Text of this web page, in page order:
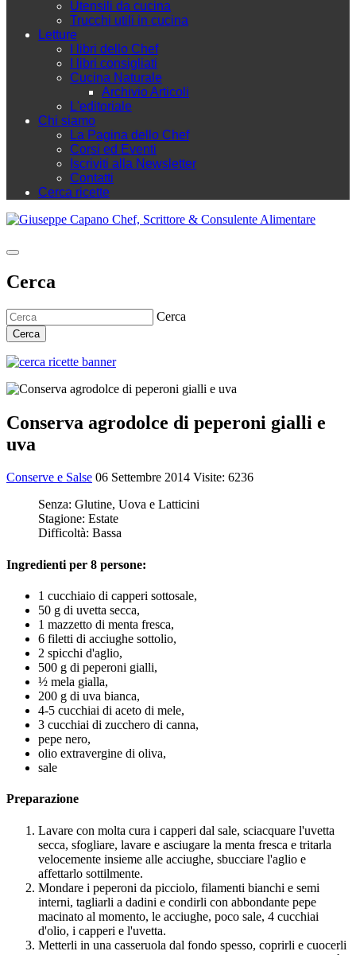
Utensili da cucina
Trucchi utili in cucina
Letture
I libri dello Chef
I libri consigliati
Cucina Naturale
Archivio Articoli
L'editoriale
Chi siamo
La Pagina dello Chef
Corsi ed Eventi
Iscriviti alla Newsletter
Contatti
Cerca ricette
Cerca
Cerca
Cerca
Conserva agrodolce di peperoni gialli e
uva
Conserve e Salse 06 Settembre 2014 Visite: 6236
Senza: Glutine, Uova e Latticini
Stagione: Estate
Difficoltà: Bassa
Ingredienti per 8 persone:
1 cucchiaio di capperi sottosale,
50 g di uvetta secca,
1 mazzetto di menta fresca,
6 filetti di acciughe sottolio,
2 spicchi d'aglio,
500 g di peperoni gialli,
½ mela gialla,
200 g di uva bianca,
4-5 cucchiai di aceto di mele,
3 cucchiai di zucchero di canna,
pepe nero,
olio extravergine di oliva,
sale
Preparazione
Lavare con molta cura i capperi dal sale, sciacquare l'uvetta
secca, sfogliare, lavare e asciugare la menta fresca e tritarla
velocemente insieme alle acciughe, sbucciare l'aglio e
affettarlo sottilmente.
Mondare i peperoni da picciolo, filamenti bianchi e semi
interni, tagliarli a dadini e condirli con abbondante pepe
macinato al momento, le acciughe, poco sale, 4 cucchiai
d'olio, i capperi e l'uvetta.
Metterli in una casseruola dal fondo spesso, coprirli e cuocerli